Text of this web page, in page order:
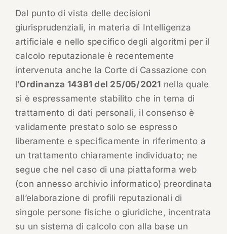
Dal punto di vista delle decisioni
giurisprudenziali, in materia di Intelligenza
artificiale e nello specifico degli algoritmi per il
calcolo reputazionale è recentemente
intervenuta anche la Corte di Cassazione con
l’Ordinanza 14381 del 25/05/2021 nella quale
si è espressamente stabilito che in tema di
trattamento di dati personali, il consenso è
validamente prestato solo se espresso
liberamente e specificamente in riferimento a
un trattamento chiaramente individuato; ne
segue che nel caso di una piattaforma web
(con annesso archivio informatico) preordinata
all’elaborazione di profili reputazionali di
singole persone fisiche o giuridiche, incentrata
su un sistema di calcolo con alla base un